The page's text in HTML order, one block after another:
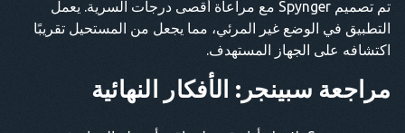
تم تصميم Spynger مع مراعاة أقصى درجات السرية. يعمل
التطبيق في الوضع غير المرئي، مما يجعل من المستحيل تقريبًا
اكتشافه على الجهاز المستهدف.
مراجعة سبينجر: الأفكار النهائية